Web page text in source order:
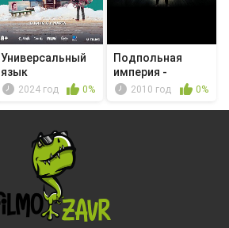
Универсальный
язык
2024 год 0%
Подпольная
империя -
Подпольная
2010 год 0%